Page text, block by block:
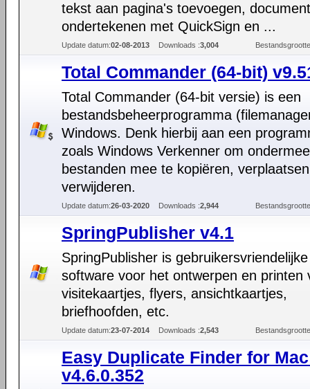
tekst aan pagina's toevoegen,
ondertekenen met QuickSign en ...
Update datum:02-08-2013 Downloads :3,004
Total Commander (64-bit)
Total Commander (64-bit versie) is een
bestandsbeheerprogramma
Windows. Denk hierbij aan een
zoals Windows Verkenner om
bestanden mee te kopiëren,
verwijderen.
Update datum:26-03-2020 Downloads :2,944
SpringPublisher v4.1
SpringPublisher is gebruikersvriendelijke
software voor het ontwerpen en printen
visitekaartjes, flyers, ansichtkaartjes,
briefhoofden, etc.
Update datum:23-07-2014 Downloads :2,543
Easy Duplicate Finder for
v4.6.0.352